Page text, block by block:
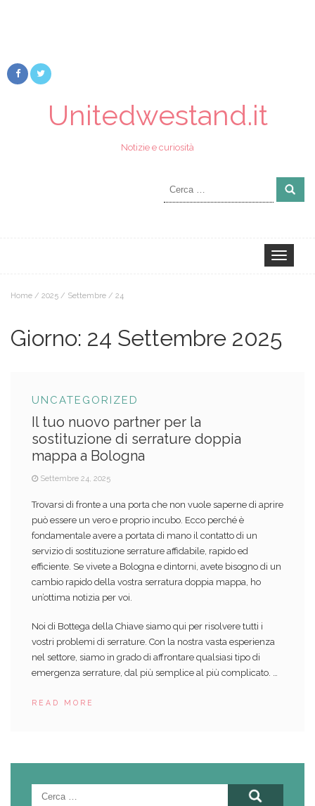
Unitedwestand.it
Notizie e curiosità
Ricerca
Toggle
navigation
Home / 2025 / Settembre / 24
Giorno: 24 Settembre 2025
UNCATEGORIZED
Il tuo nuovo partner per la
sostituzione di serrature doppia
mappa a Bologna
Settembre 24, 2025
Trovarsi di fronte a una porta che non vuole saperne di aprire
può essere un vero e proprio incubo. Ecco perché è
fondamentale avere a portata di mano il contatto di un
servizio di sostituzione serrature affidabile, rapido ed
efficiente. Se vivete a Bologna e dintorni, avete bisogno di un
cambio rapido della vostra serratura doppia mappa, ho
un’ottima notizia per voi.
Noi di Bottega della Chiave siamo qui per risolvere tutti i
vostri problemi di serrature. Con la nostra vasta esperienza
nel settore, siamo in grado di affrontare qualsiasi tipo di
emergenza serrature, dal più semplice al più complicato. …
READ MORE
Ricerca